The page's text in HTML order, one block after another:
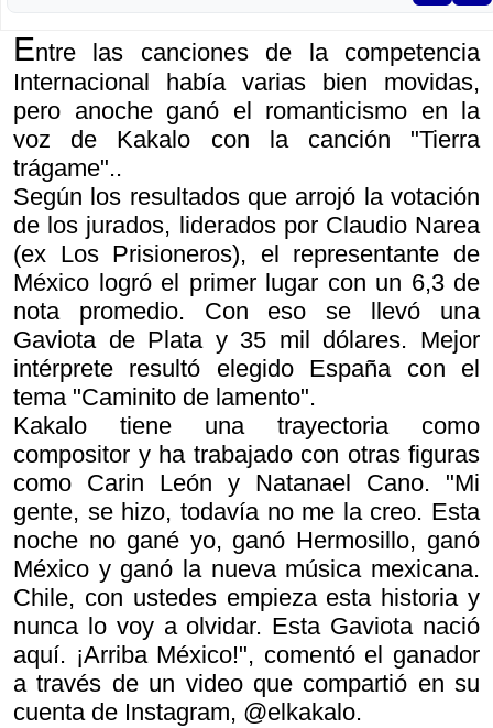
Entre las canciones de la competencia
Internacional había varias bien movidas,
pero anoche ganó el romanticismo en la
voz de Kakalo con la canción "Tierra
trágame"..
Según los resultados que arrojó la votación
de los jurados, liderados por Claudio Narea
(ex Los Prisioneros), el representante de
México logró el primer lugar con un 6,3 de
nota promedio. Con eso se llevó una
Gaviota de Plata y 35 mil dólares. Mejor
intérprete resultó elegido España con el
tema "Caminito de lamento".
Kakalo tiene una trayectoria como
compositor y ha trabajado con otras figuras
como Carin León y Natanael Cano. "Mi
gente, se hizo, todavía no me la creo. Esta
noche no gané yo, ganó Hermosillo, ganó
México y ganó la nueva música mexicana.
Chile, con ustedes empieza esta historia y
nunca lo voy a olvidar. Esta Gaviota nació
aquí. ¡Arriba México!", comentó el ganador
a través de un video que compartió en su
cuenta de Instagram, @elkakalo.